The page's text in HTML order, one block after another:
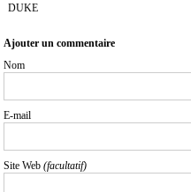
DUKE
Ajouter un commentaire
Nom
E-mail
Site Web (facultatif)